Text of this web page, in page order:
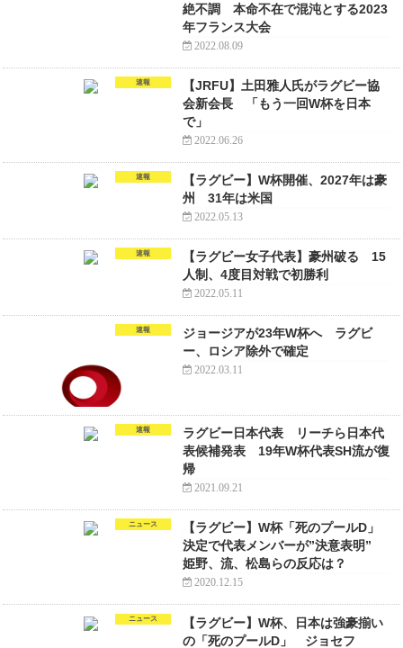
絶不調 本命不在で混沌とする2023
年フランス大会
2022.08.09
速報
【JRFU】土田雅人氏がラグビー協
会新会長 「もう一回W杯を日本
で」
2022.06.26
速報
【ラグビー】W杯開催、2027年は豪
州 31年は米国
2022.05.13
速報
【ラグビー女子代表】豪州破る 15
人制、4度目対戦で初勝利
2022.05.11
速報
ジョージアが23年W杯へ ラグビ
ー、ロシア除外で確定
2022.03.11
速報
ラグビー日本代表 リーチら日本代
表候補発表 19年W杯代表SH流が復
帰
2021.09.21
ニュース
【ラグビー】W杯「死のプールD」
決定で代表メンバーが”決意表明”
姫野、流、松島らの反応は？
2020.12.15
ニュース
【ラグビー】W杯、日本は強豪揃い
の「死のプールD」 ジョセフ